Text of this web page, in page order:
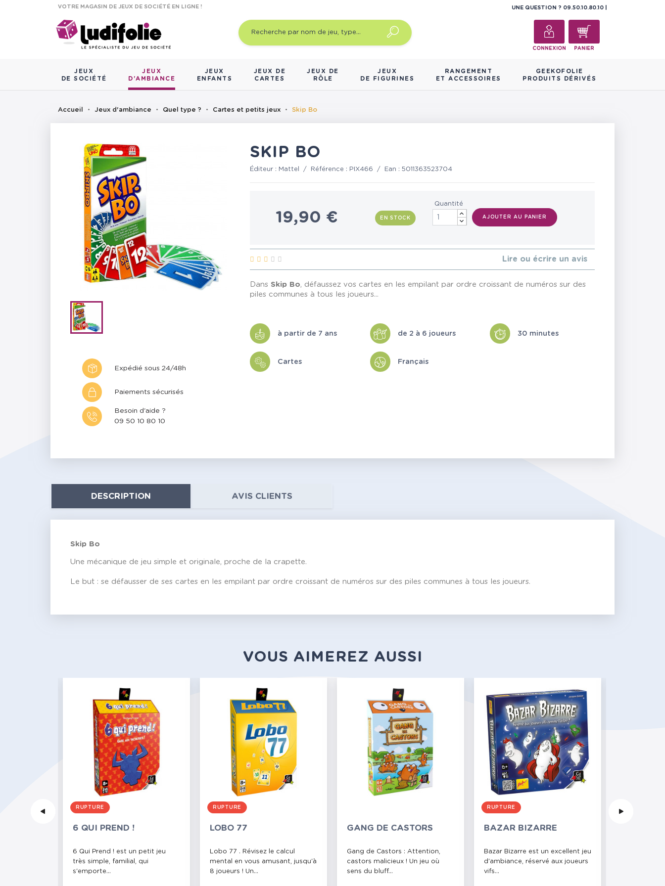
VOTRE MAGASIN DE JEUX DE SOCIÉTÉ EN LIGNE ! UNE QUESTION ? 09.50.10.80.10
CONNEXION PANIER
JEUX
DE SOCIÉTÉ
JEUX
D'AMBIANCE
JEUX
ENFANTS
JEUX DE
CARTES
JEUX DE
RÔLE
JEUX
DE FIGURINES
RANGEMENT
ET ACCESSOIRES
GEEKOFOLIE
PRODUITS DÉRIVÉS
Accueil Jeux d'ambiance Quel type ? Cartes et petits jeux Skip Bo
Expédié sous 24/48h
Paiements sécurisés
Besoin d'aide ?
09 50 10 80 10
SKIP BO
Éditeur : Mattel / Référence : PIX466 / Ean :5011363523704
19,90 € EN STOCK
Quantité
AJOUTER AU PANIER
Lire ou écrire un avis
Dans Skip Bo, défaussez vos cartes en les empilant par ordre croissant de numéros sur des
piles communes à tous les joueurs...
à partir de 7 ans de 2 à 6 joueurs 30 minutes
Cartes Français
DESCRIPTION AVIS CLIENTS
Skip Bo
Une mécanique de jeu simple et originale, proche de la crapette.
Le but : se défausser de ses cartes en les empilant par ordre croissant de numéros sur des piles communes à tous les joueurs.
VOUS AIMEREZ AUSSI
RUPTURE
6 QUI PREND !
6 Qui Prend ! est un petit jeu
très simple, familial, qui
s'emporte...
RUPTURE
LOBO 77
Lobo 77 . Révisez le calcul
mental en vous amusant, jusqu'à
8 joueurs ! Un...
GANG DE CASTORS
Gang de Castors : Attention,
castors malicieux ! Un jeu où
sens du bluff...
RUPTURE
BAZAR BIZARRE
Bazar Bizarre est un excellent jeu
d'ambiance, réservé aux joueurs
vifs...